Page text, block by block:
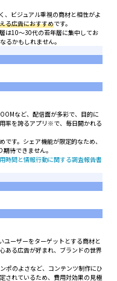
ビジュアル重視の商材と相性がよ
る広告におすすめです。
は10〜30代の若年層に集中してお
るかもしれません。
など、配信面が多彩で、目的に
率を誇るアプリ※で、毎日開かれる
です。シェア機能が限定的なため、
待できません。
時間と情報行動に関する調査報告書
ユーザーをターゲットとする商材と
ある広告が好まれ、ブランドの世界
ポのよさなど、コンテンツ制作にひ
されているため、費用対効果の見極